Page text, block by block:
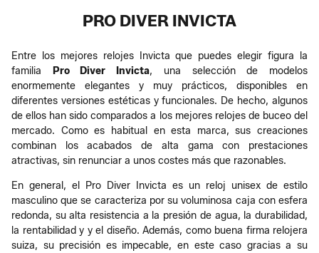
PRO DIVER INVICTA
Entre los mejores relojes Invicta que puedes elegir figura la
familia
Pro Diver Invicta, una selección de modelos
enormemente elegantes y muy prácticos, disponibles en
diferentes versiones estéticas y funcionales. De hecho, algunos
de ellos han sido comparados a los mejores relojes de buceo del
mercado. Como es habitual en esta marca, sus creaciones
combinan los acabados de alta gama con prestaciones
atractivas, sin renunciar a unos costes más que razonables.
En general, el Pro Diver Invicta es un reloj unisex de estilo
masculino que se caracteriza por su voluminosa caja con esfera
redonda, su alta resistencia a la presión de agua, la durabilidad,
la rentabilidad y y el diseño. Además, como buena firma relojera
suiza, su precisión es impecable, en este caso gracias a su